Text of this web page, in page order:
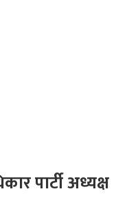
पार्टी अध्यक्ष